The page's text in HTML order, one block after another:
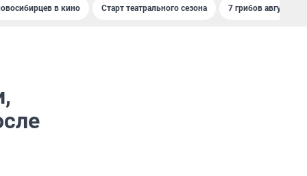
в кино Старт театрального сезона 7 грибов августа